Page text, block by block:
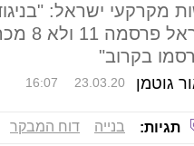
מקרקעי ישראל:
בקרוב"
גוטמן 16:07 23.03.20
תגיות: בנייה דוח המבקר